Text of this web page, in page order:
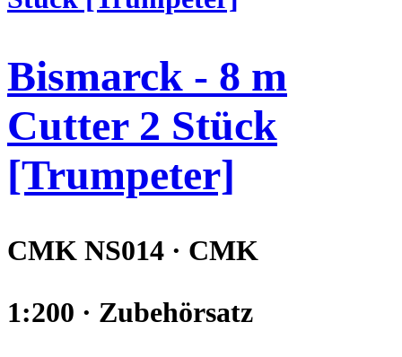
Bismarck - 8 m
Cutter 2 Stück
[Trumpeter]
CMK NS014 · CMK
1:200 · Zubehörsatz